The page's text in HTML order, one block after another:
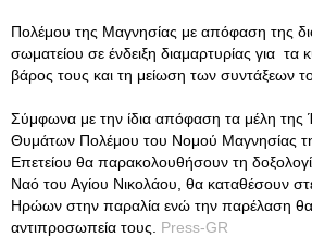
Πολέμου της Μαγνησίας με απόφαση της
σωματείου σε ένδειξη διαμαρτυρίας για τα
βάρος τους και τη μείωση των συντάξεων
Σύμφωνα με την ίδια απόφαση τα μέλη
Θυμάτων Πολέμου του Νομού Μαγνησίας
Επετείου θα παρακολουθήσουν τη
Ναό του Αγίου Νικολάου, θα καταθέσουν
Ηρώων στην παραλία ενώ την παρέλαση
αντιπροσωπεία τους. Press-GR